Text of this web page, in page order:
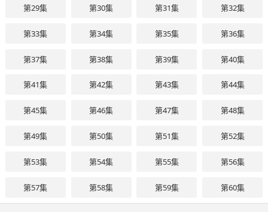
第29集 第30集 第31集 第32集
第33集 第34集 第35集 第36集
第37集 第38集 第39集 第40集
第41集 第42集 第43集 第44集
第45集 第46集 第47集 第48集
第49集 第50集 第51集 第52集
第53集 第54集 第55集 第56集
第57集 第58集 第59集 第60集